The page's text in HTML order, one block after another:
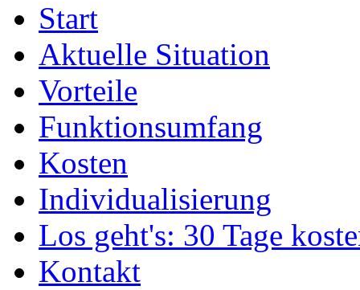
Start
Aktuelle Situation
Vorteile
Funktionsumfang
Kosten
Individualisierung
Los geht's: 30 Tage
Kontakt